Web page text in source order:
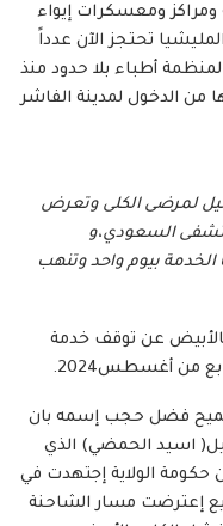
ومعسكرات إيواء
تحتجز الآن عدداً
أطباء بلا حدود منذ
من الدخول لمدينة الفاشر
لمرضى الكلى وتعرض
السعودي،و
بيوم واحد وتنهب
عن توقف خدمة
من أغسطس2024.
فضل حجب إسمه بان
اسيد الحمضي) الذي
حكومة الولاية إجتهدت في
إعترضت مسار الشاحنة